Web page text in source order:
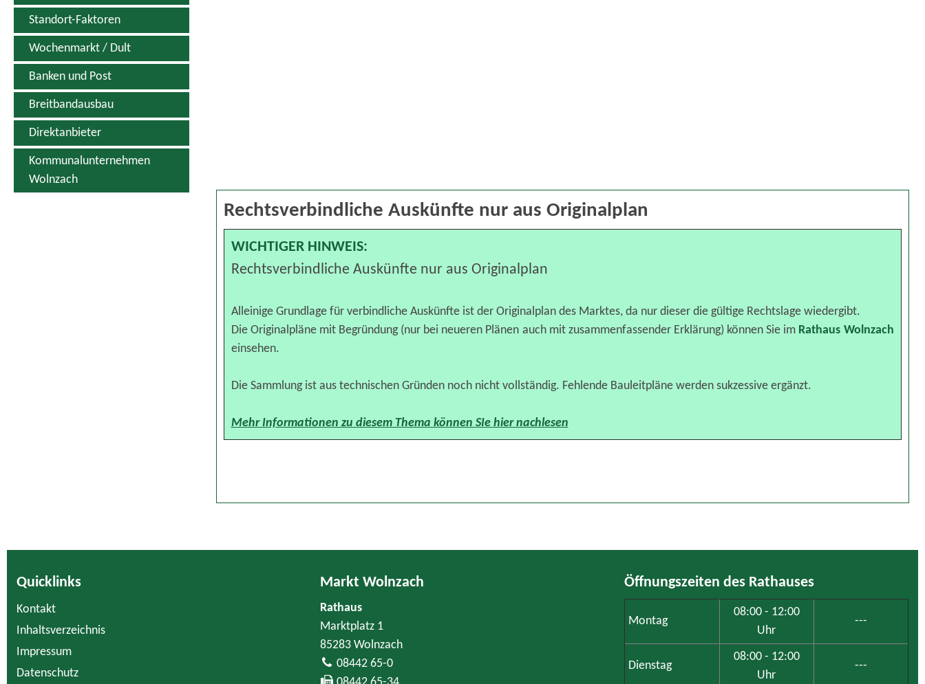
Standort-Faktoren
Wochenmarkt / Dult
Banken und Post
Breitbandausbau
Direktanbieter
Kommunalunternehmen
Wolnzach
Rechtsverbindliche Auskünfte nur aus Originalplan
WICHTIGER HINWEIS:
Rechtsverbindliche Auskünfte nur aus Originalplan
Alleinige Grundlage für verbindliche Auskünfte ist der Originalplan des Marktes, da nur dieser die gültige Rechtslage wiedergibt.
Die Originalpläne mit Begründung (nur bei neueren Plänen auch mit zusammenfassender Erklärung) können Sie im Rathaus Wolnzach
einsehen.
Die Sammlung ist aus technischen Gründen noch nicht vollständig. Fehlende Bauleitpläne werden sukzessive ergänzt.
Mehr Informationen zu diesem Thema können SIe hier nachlesen
Quicklinks
Kontakt
Inhaltsverzeichnis
Impressum
Datenschutz
Markt Wolnzach
Rathaus
Marktplatz 1
85283 Wolnzach
08442 65-0
Öffnungszeiten des Rathauses
Montag
08:00 - 12:00
Uhr
---
Dienstag
08:00 - 12:00
Uhr
---